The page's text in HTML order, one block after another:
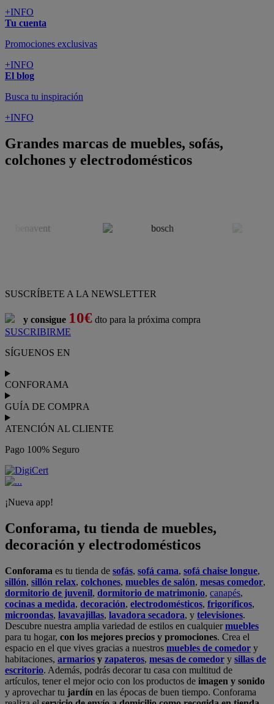
+INFO
Tu cuenta
Promociones exclusivas
+INFO
El blog
Busca tu inspiración
+INFO
Grandes marcas de muebles, sofás,
colchones y electrodomésticos
SUSCRÍBETE A LA NEWSLETTER
y consigue 10€ dto para la próxima compra
SUSCRIBIRME
SÍGUENOS EN
CONFORAMA
GUÍA DE COMPRA
ATENCIÓN AL CLIENTE
Pago 100% Seguro
¡Nueva app!
Conforama, tu tienda de muebles,
decoración y electrodomésticos
Conforama es tu tienda de sofás, sofá cama, sofá chaise longue,
sillón, sillón relax, colchones, muebles de salón, mesas comedor,
dormitorio de juvenil, dormitorio de matrimonio, canapés,
cocinas a medida, decoración, electrodomésticos, frigoríficos,
microondas, lavavajillas, lavadora secadora, y televisiones.
Descubre nuestra amplia variedad de estilos en cualquiermuebles
para tu hogar, con los mejores precios y promociones. Crea el
espacio en el que vives gracias a nuestros muebles de comedor y
habitaciones, armarios y zapateros, mesas de comedor y sillas de
escritorio. Además, podrás decorar tu casa con multitud de
artículos, tener el mejor ocio con los productos de imagen y sonido
y aprovechar tu jardín en las épocas de buen tiempo. Conforama